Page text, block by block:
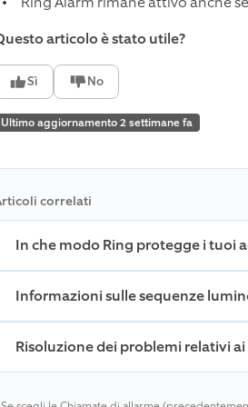
articolo è stato utile?
Sì No
Ultimo aggiornamento 2 settimane fa
correlati
In che modo Ring protegge i tuoi
Informazioni sulle sequenze
Risoluzione dei problemi relativi